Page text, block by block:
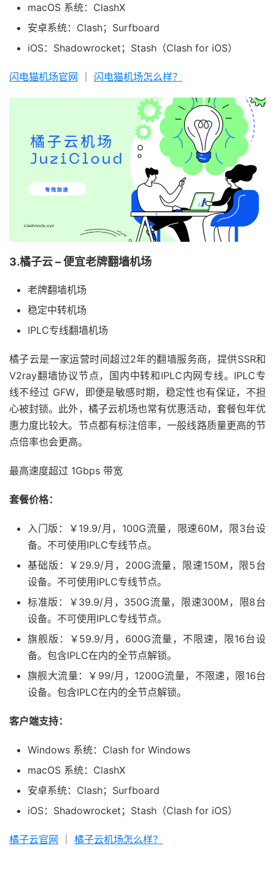
macOS 系统：ClashX
安卓系统：Clash；Surfboard
iOS：Shadowrocket；Stash（Clash for iOS）
闪电猫机场官网 闪电猫机场怎么样？
3.橘子云 – 便宜老牌翻墙机场
老牌翻墙机场
稳定中转机场
IPLC专线翻墙机场
橘子云是一家运营时间超过2年的翻墙服务商，提供SSR和
V2ray翻墙协议节点，国内中转和IPLC内网专线。IPLC专
线不经过 GFW，即便是敏感时期，稳定性也有保证，不担
心被封锁。此外，橘子云机场也常有优惠活动，套餐包年优
惠力度比较大。节点都有标注倍率，一般线路质量更高的节
点倍率也会更高。
最高速度超过 1Gbps 带宽
套餐价格：
入门版：￥19.9/月，100G流量，限速60M，限3台设
备。不可使用IPLC专线节点。
基础版：￥29.9/月，200G流量，限速150M，限5台
设备。不可使用IPLC专线节点。
标准版：￥39.9/月，350G流量，限速300M，限8台
设备。不可使用IPLC专线节点。
旗舰版：￥59.9/月，600G流量，不限速，限16台设
备。包含IPLC在内的全节点解锁。
旗舰大流量：￥99/月，1200G流量，不限速，限16台
设备。包含IPLC在内的全节点解锁。
客户端支持：
Windows 系统：Clash for Windows
macOS 系统：ClashX
安卓系统：Clash；Surfboard
iOS：Shadowrocket；Stash（Clash for iOS）
橘子云官网 橘子云机场怎么样？